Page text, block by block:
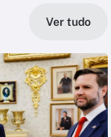
Ver tudo